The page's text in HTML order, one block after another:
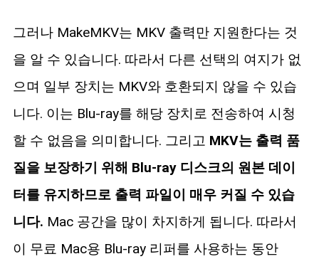
그러나 MakeMKV는 MKV 출력만 지원한다는 것
을 알 수 있습니다. 따라서 다른 선택의 여지가 없
으며 일부 장치는 MKV와 호환되지 않을 수 있습
니다. 이는 Blu-ray를 해당 장치로 전송하여 시청
할 수 없음을 의미합니다. 그리고 MKV는 출력 품
질을 보장하기 위해 Blu-ray 디스크의 원본 데이
터를 유지하므로 출력 파일이 매우 커질 수 있습
니다. Mac 공간을 많이 차지하게 됩니다. 따라서
이 무료 Mac용 Blu-ray 리퍼를 사용하는 동안